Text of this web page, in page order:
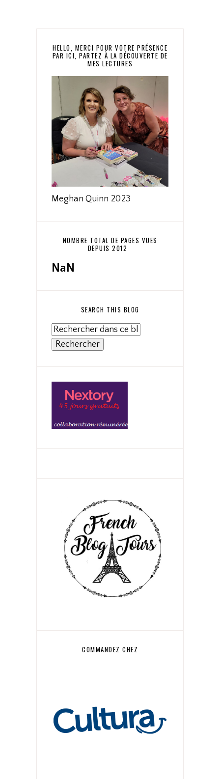
HELLO, MERCI POUR VOTRE PRÉSENCE
PAR ICI, PARTEZ À LA DÉCOUVERTE DE
MES LECTURES
Meghan Quinn 2023
NOMBRE TOTAL DE PAGES VUES
DEPUIS 2012
NaN
SEARCH THIS BLOG
COMMANDEZ CHEZ